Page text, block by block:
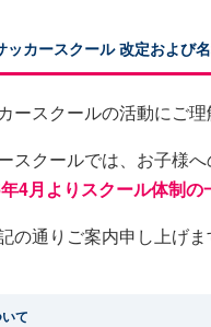
ッカースクール 改定および
ースクールの活動にご
スクールでは、お子様
4月よりスクール体制の
通りご案内申し上げま
て